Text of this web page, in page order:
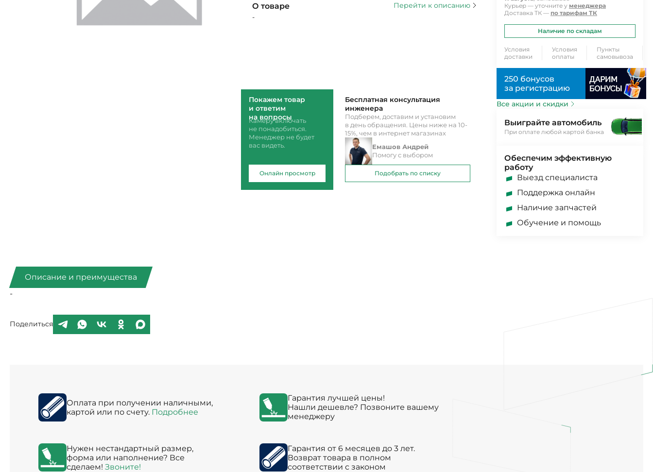
О товаре
Перейти к описанию
-
Покажем товар
и ответим
на вопросы
Камеру включать
не понадобиться.
Менеджер не будет
вас видеть.
Онлайн просмотр
Бесплатная консультация
инженера
Подберем, доставим и установим
в день обращения. Цены ниже на 10-
15%, чем в интернет магазинах
Емашов Андрей
Помогу с выбором
Подобрать по списку
Курьер — уточните у менеджера
Доставка ТК — по тарифам ТК
Наличие по складам
Условия
доставки
Условия
оплаты
Пункты
самовывоза
250 бонусов
за регистрацию
Все акции и скидки
Выиграйте автомобиль
При оплате любой картой банка
Обеспечим эффективную
работу
Выезд специалиста
Поддержка онлайн
Наличие запчастей
Обучение и помощь
Описание и преимущества
-
Поделиться
Оплата при получении наличными,
картой или по счету. Подробнее
Гарантия лучшей цены!
Нашли дешевле? Позвоните вашему
менеджеру
Нужен нестандартный размер,
форма или наполнение? Все
сделаем! Звоните!
Гарантия от 6 месяцев до 3 лет.
Возврат товара в полном
соответствии с законом